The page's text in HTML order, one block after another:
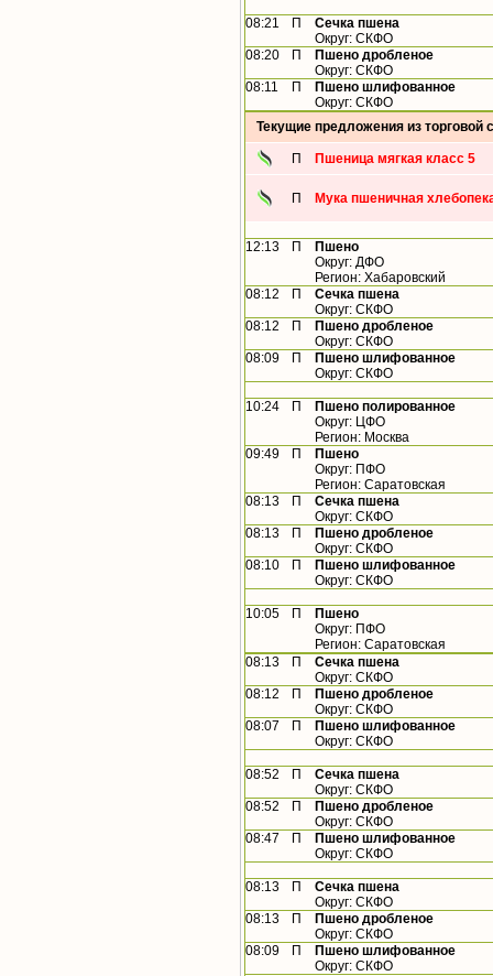
08:21 П Сечка пшена
Округ: СКФО
08:20
П
Пшено дробленое
Округ: СКФО
08:11
П
Пшено шлифованное
Округ: СКФО
Текущие предложения из торговой
П Пшеница мягкая класс 5
П Мука пшеничная
12:13 П
Пшено
Округ: ДФО
Регион: Хабаровский
08:12
П Сечка пшена
Округ: СКФО
08:12
П
Пшено дробленое
Округ: СКФО
08:09
П
Пшено шлифованное
Округ: СКФО
10:24 П
Пшено полированное
Округ: ЦФО
Регион: Москва
09:49
П
Пшено
Округ: ПФО
Регион: Саратовская
08:13
П Сечка пшена
Округ: СКФО
08:13
П
Пшено дробленое
Округ: СКФО
08:10
П
Пшено шлифованное
Округ: СКФО
10:05 П
Пшено
Округ: ПФО
Регион: Саратовская
08:13
П Сечка пшена
Округ: СКФО
08:12
П
Пшено дробленое
Округ: СКФО
08:07
П
Пшено шлифованное
Округ: СКФО
08:52 П Сечка пшена
Округ: СКФО
08:52
П
Пшено дробленое
Округ: СКФО
08:47
П
Пшено шлифованное
Округ: СКФО
08:13 П Сечка пшена
Округ: СКФО
08:13
П
Пшено дробленое
Округ: СКФО
08:09
П
Пшено шлифованное
Округ: СКФО